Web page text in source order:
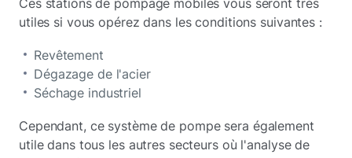
Ces stations de pompage mobiles vous seront très
utiles si vous opérez dans les conditions suivantes :
Revêtement
Dégazage de l'acier
Séchage industriel
Cependant, ce système de pompe sera également
utile dans tous les autres secteurs où l'analyse de